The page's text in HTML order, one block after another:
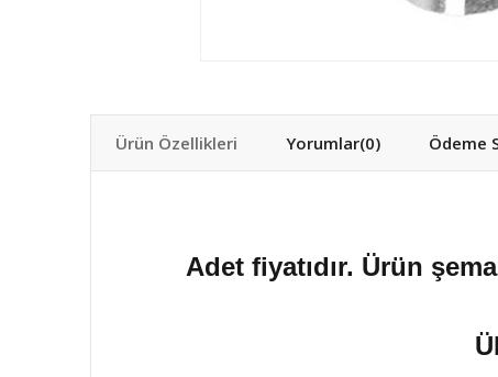
Ürün Özellikleri Yorumlar(0) Ödeme
Adet fiyatıdır. Ürün